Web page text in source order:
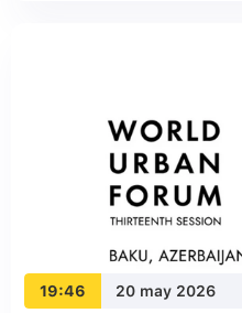
19:46 20 may 2026